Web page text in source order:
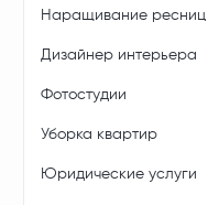
Наращивание ресниц
Дизайнер интерьера
Фотостудии
Уборка квартир
Юридические услуги